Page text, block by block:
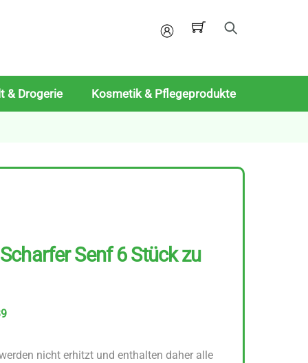
Mein
& Drogerie Kosmetik & Pflegeprodukte
Senf 6 Stück zu
nicht erhitzt und enthalten daher alle